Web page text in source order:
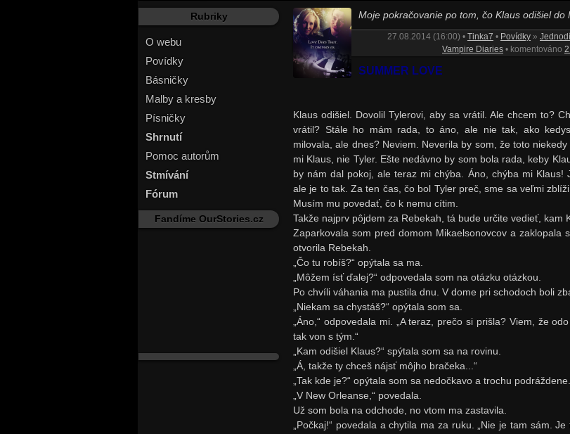
Rubriky
O webu
Povídky
Básničky
Malby a kresby
Písničky
Shrnutí
Pomoc autorům
Stmívání
Fórum
Fandíme OurStories.cz
Moje pokračovanie po tom, čo Klaus odišiel do
27.08.2014 (16:00) • Tinka7 • Povídky »
Vampire Diaries • komentováno
SUMMER LOVE
Klaus odišiel. Dovolil Tylerovi, aby sa vrátil. Ale chcem to?
vrátil? Stále ho mám rada, to áno, ale nie tak, ako
milovala, ale dnes? Neviem. Neverila by som, že toto
mi Klaus, nie Tyler. Ešte nedávno by som bola rada, keby
by nám dal pokoj, ale teraz mi chýba. Áno, chýba mi Klaus!
ale je to tak. Za ten čas, čo bol Tyler preč, sme sa veľmi
Musím mu povedať, čo k nemu cítim.
Takže najprv pôjdem za Rebekah, tá bude určite vedieť, kam
Zaparkovala som pred domom Mikaelsonovcov a zaklopala
otvorila Rebekah.
„Čo tu robíš?“ opýtala sa ma.
„Môžem ísť ďalej?“ odpovedala som na otázku otázkou.
Po chvíli váhania ma pustila dnu. V dome pri schodoch boli
„Niekam sa chystáš?“ opýtala som sa.
„Áno,“ odpovedala mi. „A teraz, prečo si prišla? Viem, že
tak von s tým.“
„Kam odišiel Klaus?“ spýtala som sa na rovinu.
„Á, takže ty chceš nájsť môjho bračeka...“
„Tak kde je?“ opýtala som sa nedočkavo a trochu podráždene.
„V New Orleanse,“ povedala.
Už som bola na odchode, no vtom ma zastavila.
„Počkaj!“ povedala a chytila ma za ruku. „Nie je tam sám.